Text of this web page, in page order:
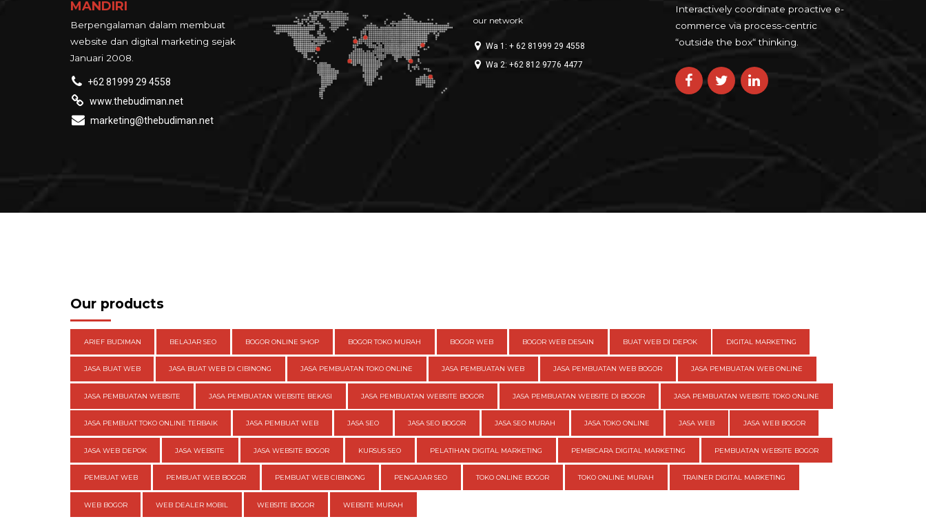
MANDIRI
Berpengalaman dalam membuat
website dan digital marketing sejak
Januari 2008.
+62 81999 29 4558
www.thebudiman.net
marketing@thebudiman.net
our network
Wa 1: + 62 81999 29 4558
Wa 2: +62 812 9776 4477
Interactively coordinate proactive e-
commerce via process-centric
“outside the box“ thinking.
Our products
ARIEF BUDIMAN BELAJAR SEO BOGOR ONLINE SHOP BOGOR TOKO MURAH BOGOR WEB BOGOR WEB DESAIN BUAT WEB DI DEPOK DIGITAL MARKETING
JASA BUAT WEB JASA BUAT WEB DI CIBINONG JASA PEMBUATAN TOKO ONLINE JASA PEMBUATAN WEB JASA PEMBUATAN WEB BOGOR JASA PEMBUATAN WEB ONLINE
JASA PEMBUATAN WEBSITE JASA PEMBUATAN WEBSITE BEKASI JASA PEMBUATAN WEBSITE BOGOR JASA PEMBUATAN WEBSITE DI BOGOR JASA PEMBUATAN WEBSITE TOKO ONLINE
JASA PEMBUAT TOKO ONLINE TERBAIK JASA PEMBUAT WEB JASA SEO JASA SEO BOGOR JASA SEO MURAH JASA TOKO ONLINE JASA WEB JASA WEB BOGOR
JASA WEB DEPOK JASA WEBSITE JASA WEBSITE BOGOR KURSUS SEO PELATIHAN DIGITAL MARKETING PEMBICARA DIGITAL MARKETING PEMBUATAN WEBSITE BOGOR
PEMBUAT WEB PEMBUAT WEB BOGOR PEMBUAT WEB CIBINONG PENGAJAR SEO TOKO ONLINE BOGOR TOKO ONLINE MURAH TRAINER DIGITAL MARKETING
WEB BOGOR WEB DEALER MOBIL WEBSITE BOGOR WEBSITE MURAH